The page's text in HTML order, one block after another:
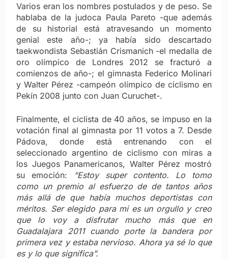
Varios eran los nombres postulados y de peso. Se
hablaba de la judoca Paula Pareto -que además
de su historial está atravesando un momento
genial este año-; ya había sido descartado
taekwondista Sebastián Crismanich -el medalla de
oro olímpico de Londres 2012 se fracturó a
comienzos de año-; el gimnasta Federico Molinari
y Walter Pérez -campeón olímpico de ciclismo en
Pekín 2008 junto con Juan Curuchet-.
Finalmente, el ciclista de 40 años, se impuso en la
votación final al gimnasta por 11 votos a 7. Desde
Pádova, donde está entrenando con el
seleccionado argentino de ciclismo con miras a
los Juegos Panamericanos, Walter Pérez mostró
su emoción: “Estoy super contento. Lo tomo
como un premio al esfuerzo de de tantos años
más allá de que había muchos deportistas con
méritos. Ser elegido para mi es un orgullo y creo
que lo voy a disfrutar mucho más que en
Guadalajara 2011 cuando porte la bandera por
primera vez y estaba nervioso. Ahora ya sé lo que
es y lo que significa”.